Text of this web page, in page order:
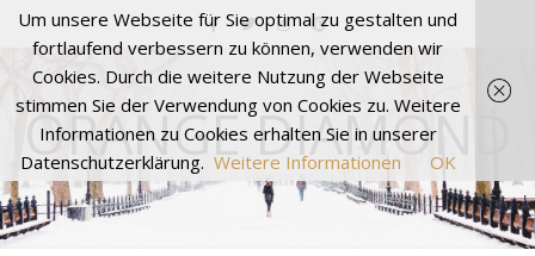
ORANGE DIAMOND
Um unsere Webseite für Sie optimal zu gestalten und
fortlaufend verbessern zu können, verwenden wir
Cookies. Durch die weitere Nutzung der Webseite
stimmen Sie der Verwendung von Cookies zu. Weitere
Informationen zu Cookies erhalten Sie in unserer
Datenschutzerklärung. Weitere Informationen OK